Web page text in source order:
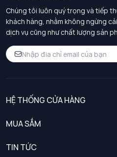
Chúng tôi luôn quý trọng và tiếp
khách hàng, nhằm không ngừng
dịch vụ cũng như chất lượng sản
HỆ THỐNG CỬA HÀNG
MUA SẮM
TIN TỨC